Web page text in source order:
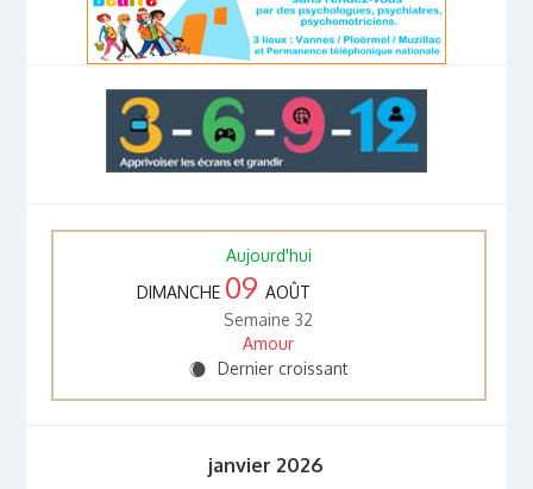
Aujourd'hui
DIMANCHE 09 AOÛT
Semaine 32
Amour
X Dernier croissant
janvier 2026